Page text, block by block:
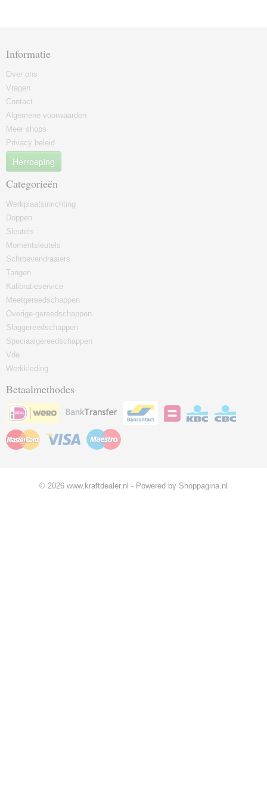
Informatie
Over ons
Vragen
Contact
Algemene voorwaarden
Meer shops
Privacy beleid
Herroeping
Categorieën
Werkplaatsinrichting
Doppen
Sleutels
Momentsleutels
Schroevendraaiers
Tangen
Kalibratieservice
Meetgereedschappen
Overige-gereedschappen
Slaggereedschappen
Speciaalgereedschappen
Vde
Werkkleding
Betaalmethodes
© 2026 www.kraftdealer.nl - Powered by Shoppagina.nl